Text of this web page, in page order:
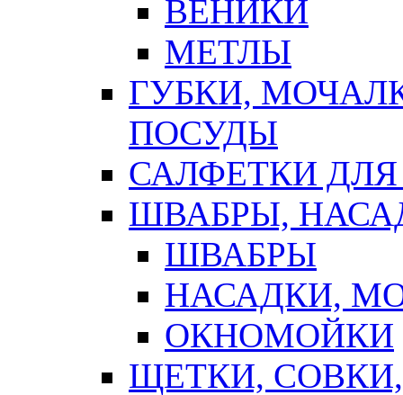
ВЕНИКИ
МЕТЛЫ
ГУБКИ,
ПОСУДЫ
САЛФЕТКИ
ШВАБРЫ,
ШВАБРЫ
НАСАДКИ,
ОКНОМОЙКИ
ЩЕТКИ,